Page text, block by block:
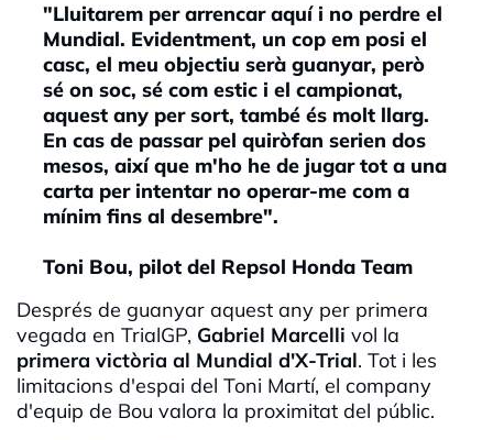
"Lluitarem per arrencar aquí i no perdre el
Mundial. Evidentment, un cop em posi el
casc, el meu objectiu serà guanyar, però
sé on soc, sé com estic i el campionat,
aquest any per sort, també és molt llarg.
En cas de passar pel quiròfan serien dos
mesos, així que m'ho he de jugar tot a una
carta per intentar no operar-me com a
mínim fins al desembre".
Toni Bou, pilot del Repsol Honda Team
Després de guanyar aquest any per primera
vegada en TrialGP, Gabriel Marcelli vol la
primera victòria al Mundial d'X-Trial. Tot i les
limitacions d'espai del Toni Martí, el company
d'equip de Bou valora la proximitat del públic.